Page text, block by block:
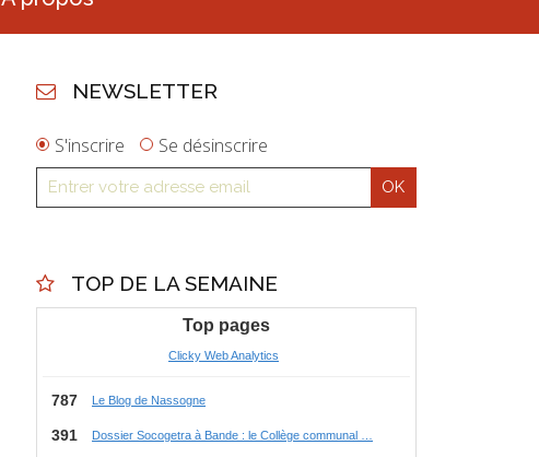
NEWSLETTER
S'inscrire Se désinscrire
TOP DE LA SEMAINE